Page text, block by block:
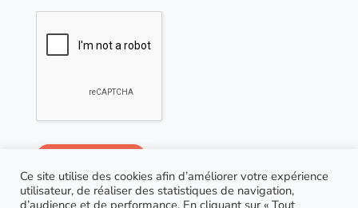
Ce site utilise des cookies afin d’améliorer votre expérience
utilisateur, de réaliser des statistiques de navigation,
d’audience et de performance. En cliquant sur « Tout